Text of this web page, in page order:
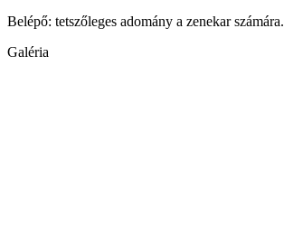
Belépő: tetszőleges adomány a zenekar számára.
Galéria